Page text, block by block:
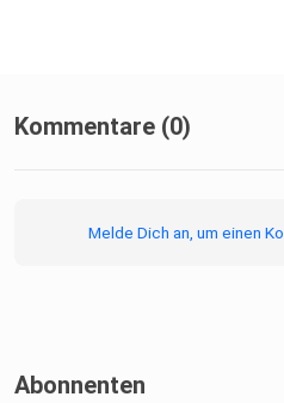
Kommentare (0)
Melde Dich an, um einen
Abonnenten